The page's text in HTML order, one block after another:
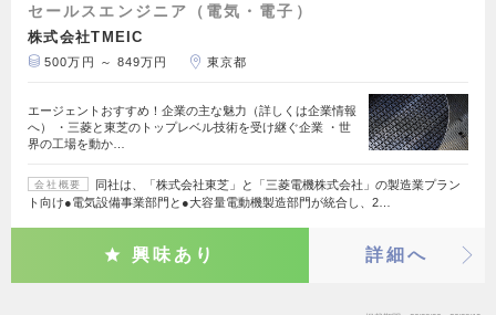
セールスエンジニア（電気・電子）
株式会社TMEIC
500万円 ～ 849万円 東京都
エージェントおすすめ！企業の主な魅力（詳しくは企業情報
へ） ・三菱と東芝のトップレベル技術を受け継ぐ企業 ・世
界の工場を動か…
会社概要
同社は、「株式会社東芝」と「三菱電機株式会社」の製造業プラン
ト向け●電気設備事業部門と●大容量電動機製造部門が統合し、2…
興味あり 詳細へ